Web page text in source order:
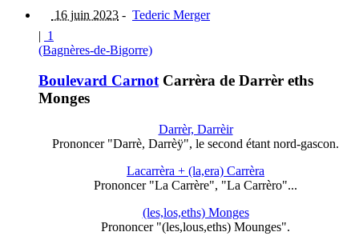
16 juin 2023 - Tederic Merger
| 1
(Bagnères-de-Bigorre)
Boulevard CarnotCarrèra de Darrèr eths
Monges
Darrèr, Darrèir
Prononcer "Darrè, Darrèÿ", le second étant nord-gascon.
Lacarrèra + (la,era) Carrèra
Prononcer "La Carrère", "La Carrèro"...
(les,los,eths) Monges
Prononcer "(les,lous,eths) Mounges".